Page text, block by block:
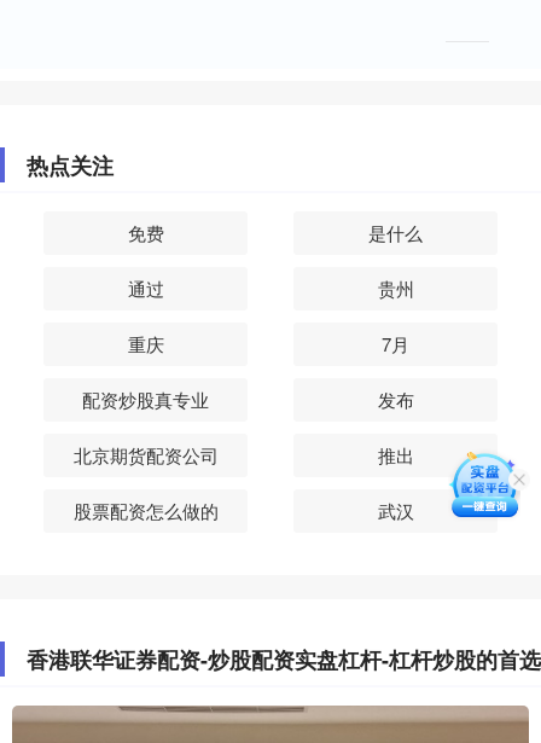
热点关注
免费 是什么
通过 贵州
重庆 7月
配资炒股真专业 发布
北京期货配资公司 推出
股票配资怎么做的 武汉
香港联华证券配资-炒股配资实盘杠杆-杠杆炒股的首选